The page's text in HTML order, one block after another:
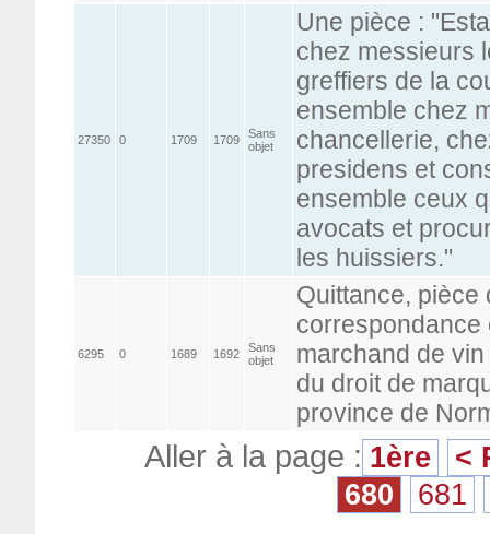
27350 0 1709 1709
Sans
objet
Une pièce :
chez messieurs
greffiers de la
ensemble chez
chancellerie,
presidens et
ensemble ceux
avocats et
les huissiers."
6295 0 1689 1692
Sans
objet
Quittance, pièce
correspondance
marchand de
du droit de
province de
Aller à la page : 1ère
<
680
681